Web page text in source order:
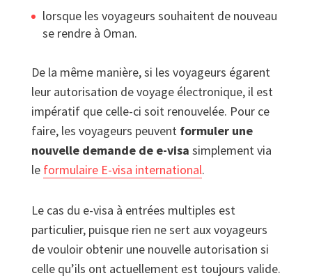
lorsque les voyageurs souhaitent de nouveau
se rendre à Oman.
De la même manière, si les voyageurs égarent
leur autorisation de voyage électronique, il est
impératif que celle-ci soit renouvelée. Pour ce
faire, les voyageurs peuvent formuler une
nouvelle demande de e-visa simplement via
le formulaire E-visa international.
Le cas du e-visa à entrées multiples est
particulier, puisque rien ne sert aux voyageurs
de vouloir obtenir une nouvelle autorisation si
celle qu’ils ont actuellement est toujours valide.